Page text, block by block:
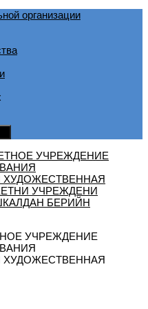
организации
УЧРЕЖДЕНИЕ
ХУДОЖЕСТВЕННАЯ